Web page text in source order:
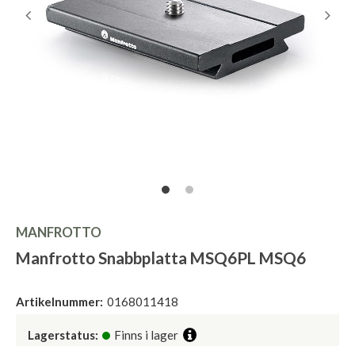
MANFROTTO
Manfrotto Snabbplatta MSQ6PL MSQ6
Artikelnummer: 0168011418
Lagerstatus: Finns i lager